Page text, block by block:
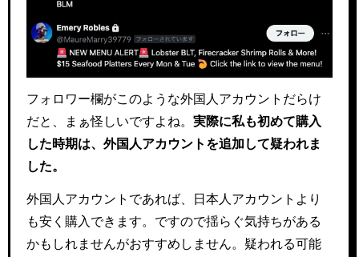
フォロワー欄がこのような外国人アカウントだらけ
だと、まぁ怪しいですよね。 実際に私も初めて購入
した時期は、外国人アカウントを追加して疑われま
した。
外国人アカウントであれば、日本人アカウントより
も安く購入できます。ですので揺らぐ気持ちがある
かもしれませんがおすすめしません。疑われる可能